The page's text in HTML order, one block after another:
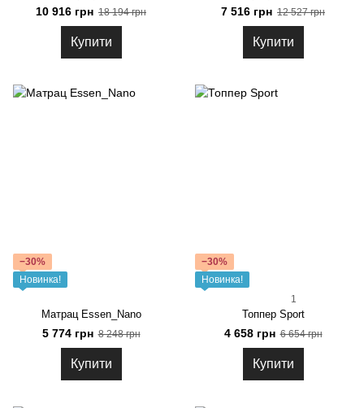
10 916 грн 18 194 грн
Купити
7 516 грн 12 527 грн
Купити
−30%
Новинка!
Матрац Essen_Nano
5 774 грн 8 248 грн
Купити
−30%
Новинка!
1
Топпер Sport
4 658 грн 6 654 грн
Купити